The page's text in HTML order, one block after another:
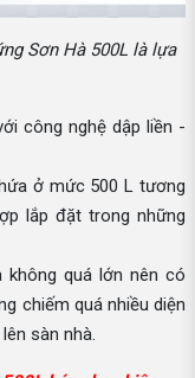
Sơn Hà 500L là lựa
công nghệ dập liền -
ở mức 500 L tương
lắp đặt trong những
quá lớn nên có
chiếm quá nhiều diện
sàn nhà.